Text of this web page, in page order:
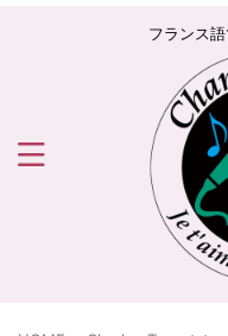
フランス